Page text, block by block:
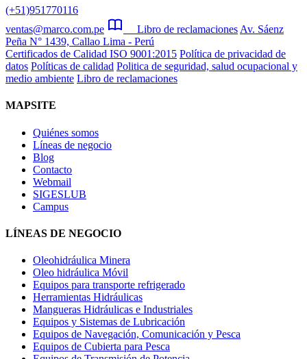
(+51)951770116
ventas@marco.com.pe
Libro de reclamaciones Av. Sáenz
Peña N° 1439, Callao Lima - Perú
Certificados de Calidad ISO 9001:2015 Política de privacidad de
datos Políticas de calidad Politica de seguridad, salud ocupacional y
medio ambiente Libro de reclamaciones
MAPSITE
Quiénes somos
Líneas de negocio
Blog
Contacto
Webmail
SIGESLUB
Campus
LÍNEAS DE NEGOCIO
Oleohidráulica Minera
Oleo hidráulica Móvil
Equipos para transporte refrigerado
Herramientas Hidráulicas
Mangueras Hidráulicas e Industriales
Equipos y Sistemas de Lubricación
Equipos de Navegación, Comunicación y Pesca
Equipos de Cubierta para Pesca